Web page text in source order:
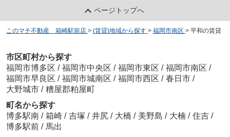
ページトップへ
このマチ不動産 箱崎駅前店 > (賃貸)地域から探す > 福岡市南区 > 平和の賃貸
市区町村から探す
福岡市博多区 / 福岡市中央区 / 福岡市東区 / 福岡市南区 /
福岡市早良区 / 福岡市城南区 / 福岡市西区 / 春日市 /
大野城市 / 糟屋郡粕屋町
町名から探す
博多駅南 / 箱崎 / 吉塚 / 井尻 / 大橋 / 美野島 / 大楠 / 住吉 /
博多駅前 / 馬出